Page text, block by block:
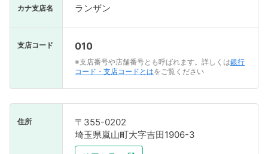
カナ支店名 ランザン
支店コード 010
※支店番号や店舗番号とも呼ばれます。詳しくは銀行
コード・支店コードとはをご覧ください
住所
〒355-0202
埼玉県嵐山町大字吉田1906-3